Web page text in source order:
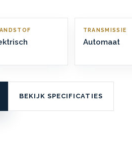
TRANSMISSIE
Automaat
BEKIJK SPECIFICATIES